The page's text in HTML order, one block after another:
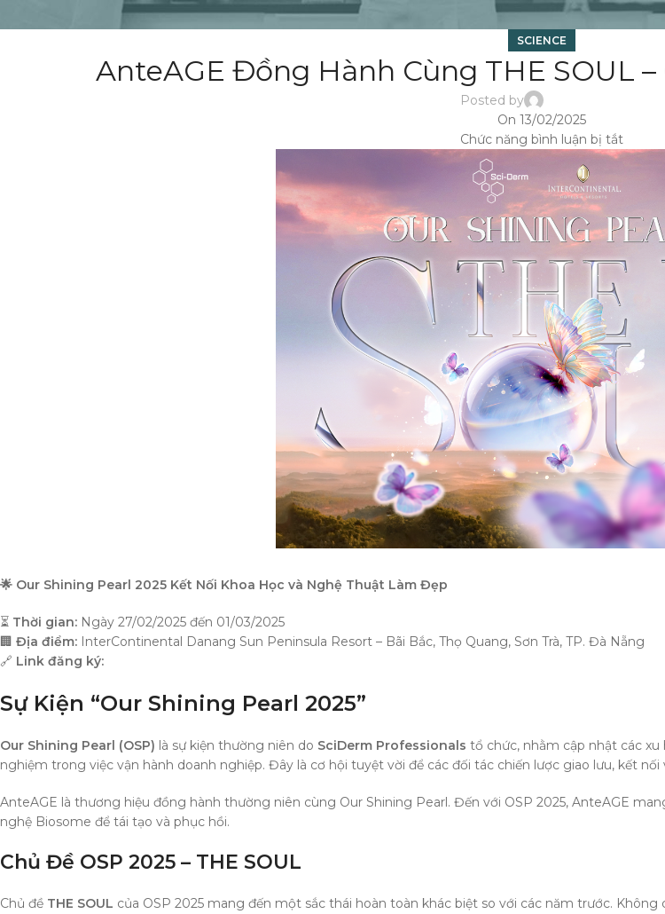
SCIENCE
AnteAGE Đồng Hành Cùng THE SOUL
Posted by
On 13/02/2025
Chức năng bình luận bị tắt
🌟 Our Shining Pearl 2025 Kết Nối Khoa Học và Nghệ Thuật Làm Đẹp
⏳ Thời gian: Ngày 27/02/2025 đến 01/03/2025
🏢 Địa điểm: InterContinental Danang Sun Peninsula Resort – Bãi Bắc, Thọ Quang, Sơn Trà, TP. Đà Nẵng
🔗 Link đăng ký:
Sự Kiện “Our Shining Pearl 2025”
Our Shining Pearl (OSP) là sự kiện thường niên do SciDerm Professionals tổ chức, nhằm cập nhật các
nghiệm trong việc vận hành doanh nghiệp. Đây là cơ hội tuyệt vời để các đối tác chiến lược giao lưu, kết
AnteAGE là thương hiệu đồng hành thường niên cùng Our Shining Pearl. Đến với OSP 2025, AnteAGE
nghệ Biosome để tái tạo và phục hồi.
Chủ Đề OSP 2025 – THE SOUL
Chủ đề THE SOUL của OSP 2025 mang đến một sắc thái hoàn toàn khác biệt so với các năm trước.